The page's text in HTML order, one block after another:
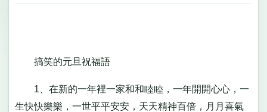
搞笑的元旦祝福語
1、在新的一年裡一家和和睦睦，一年開開心心，一
生快快樂樂，一世平平安安，天天精神百倍，月月喜氣